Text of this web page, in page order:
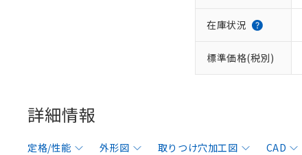
在庫状況
標準価格(税別)
詳細情報
定格/性能 外形図 取りつけ穴加工図 CAD